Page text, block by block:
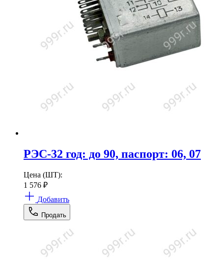
РЭС-32 год: до 90, паспорт: 06, 07
Цена (ШТ):
1 576 ₽
Добавить
Продать